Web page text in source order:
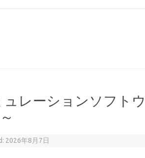
レーションソフト
2026年8月7日